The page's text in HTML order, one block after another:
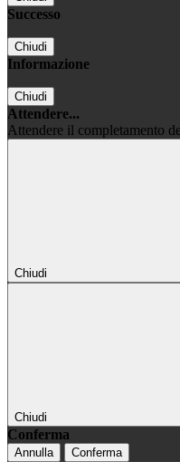
Successo
Chiudi
Informazione
Chiudi
Attendere...
Attendere il completamento
Chiudi
Chiudi
Conferma
Annulla Conferma